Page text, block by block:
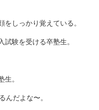
をしっかり覚えている。
験を受ける卒塾生。
生。
んだよな〜。